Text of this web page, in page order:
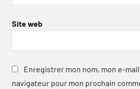
Site web
Enregistrer mon nom, mon e-
navigateur pour mon prochain